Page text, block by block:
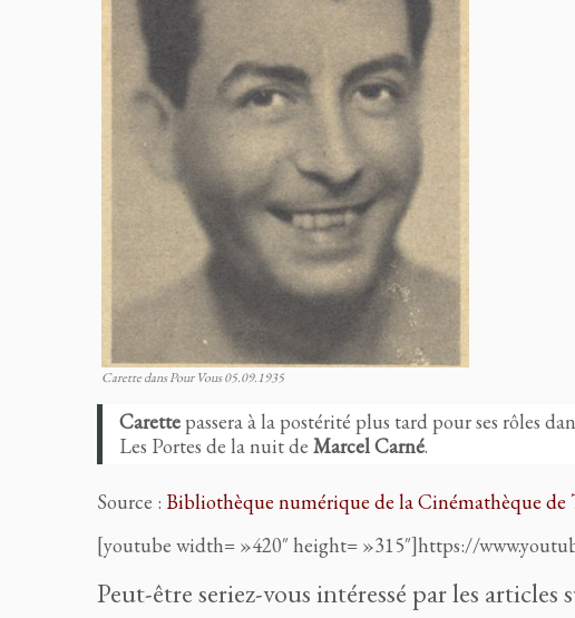
Carette dans Pour Vous 05.09.1935
Carette passera à la postérité plus tard pour ses rôles
Les Portes de la nuit de Marcel Carné.
Source : Bibliothèque numérique de la Cinémathèque de
[youtube width= »420″ height= »315″]https://
Peut-être seriez-vous intéressé par les articles